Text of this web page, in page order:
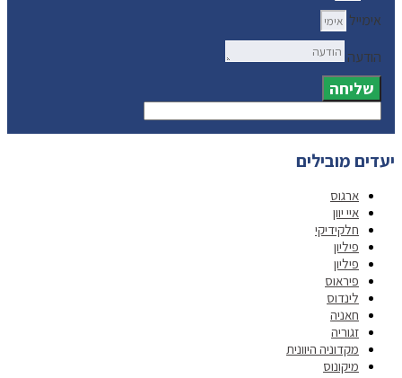
אימייל
הודעה
שליחה
יעדים מובילים
ארגוס
איי יוון
חלקידיקי
פיליון
פיליון
פיראוס
לינדוס
חאניה
זגוריה
מקדוניה היוונית
מיקונוס